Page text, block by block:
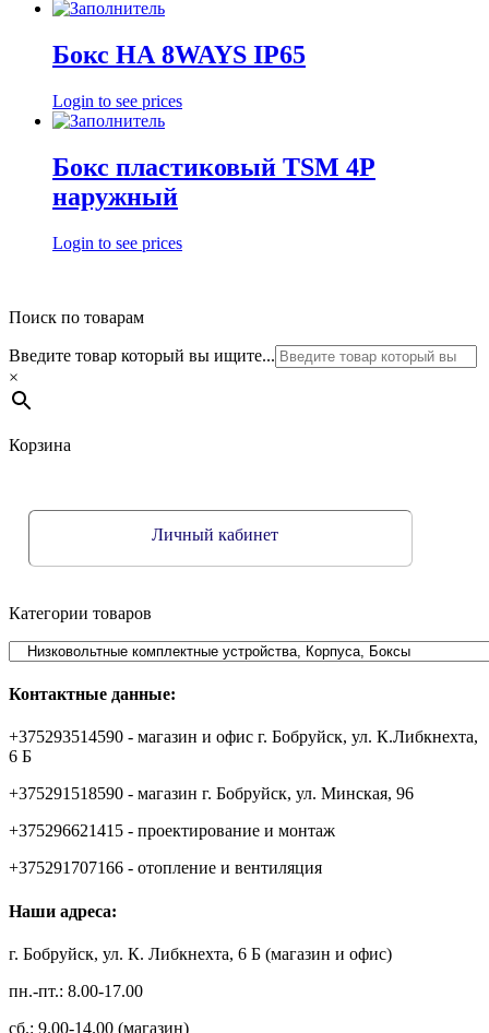
Бокс НА 8WAYS IP65
Login to see prices
Бокс пластиковый TSM 4P
наружный
Login to see prices
Поиск по товарам
Введите товар который вы ищите...
×
Корзина
Личный кабинет
Категории товаров
Контактные данные:
+375293514590 - магазин и офис г. Бобруйск, ул. К.Либкнехта,
6 Б
+375291518590 - магазин г. Бобруйск, ул. Минская, 96
+375296621415 - проектирование и монтаж
+375291707166 - отопление и вентиляция
Наши адреса:
г. Бобруйск, ул. К. Либкнехта, 6 Б (магазин и офис)
пн.-пт.: 8.00-17.00
сб.: 9.00-14.00 (магазин)